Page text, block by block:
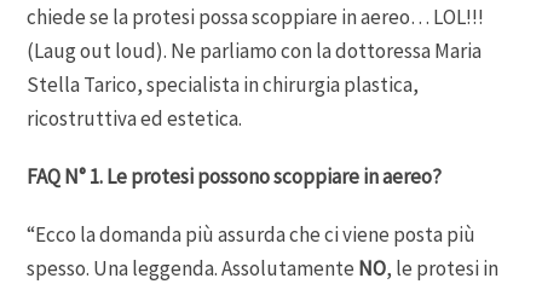
chiede se la protesi possa scoppiare in aereo… LOL!!!
(Laug out loud). Ne parliamo con la dottoressa Maria
Stella Tarico, specialista in chirurgia plastica,
ricostruttiva ed estetica.
FAQ N° 1. Le protesi possono scoppiare in aereo?
“Ecco la domanda più assurda che ci viene posta più
spesso. Una leggenda. Assolutamente NO, le protesi in